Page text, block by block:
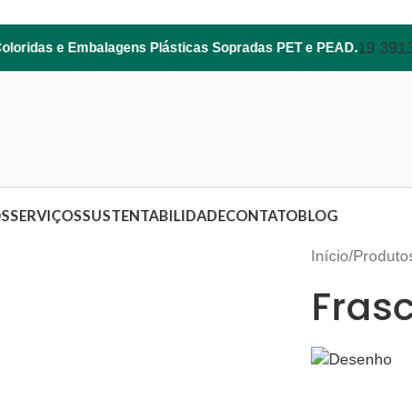
e Embalagens Plásticas Sopradas PET e PEAD.19
SERVIÇOSSUSTENTABILIDADECONTATOBLOG
Início/